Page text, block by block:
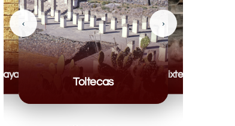
Mayas
Toltecas
Mixteca
‹ ›